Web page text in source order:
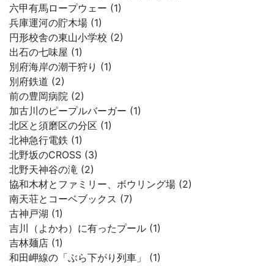
六甲有馬ロープウェー (1)
兵庫運河の貯木場 (1)
円形校舎の東山小学校 (2)
出石の七味屋 (1)
別府海岸の潮干狩り (1)
別府鉄道 (2)
前の豊岡病院 (2)
加古川のピープルバーガー (1)
北区と須磨区の分区 (1)
北神急行電鉄 (1)
北野坂のCROSS (3)
北野天神谷の滝 (2)
協和木材とファミリー、ボウリング場 (2)
南天荘とコーベブックス (7)
古神戸湖 (1)
吉川（よかわ）に有ったプール (1)
吉林麺店 (1)
和田岬線の「ぶら下がり列車」 (1)